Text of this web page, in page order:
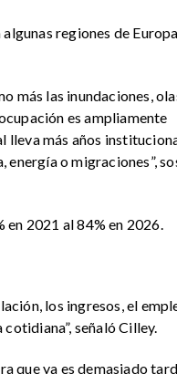
regiones de
más las inundaciones,
es ampliamente
lleva más años
o migraciones”,
2021 al 84% en 2026.
los ingresos, el
señaló Cilley.
que ya es demasiado